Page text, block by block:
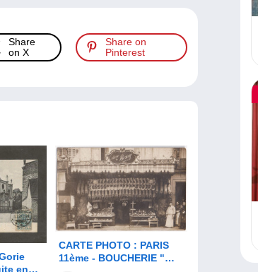
Share
on X
Share on
Pinterest
CARTE PHOTO : PARIS
11ème - BOUCHERIE "